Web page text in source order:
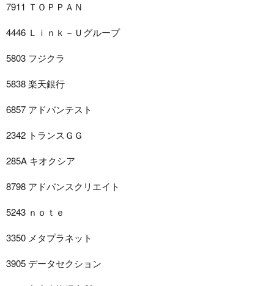
7911 ＴＯＰＰＡＮ
4446 Ｌｉｎｋ－Ｕグループ
5803 フジクラ
5838 楽天銀行
6857 アドバンテスト
2342 トランスＧＧ
285A キオクシア
8798 アドバンスクリエイト
5243 ｎｏｔｅ
3350 メタプラネット
3905 データセクション